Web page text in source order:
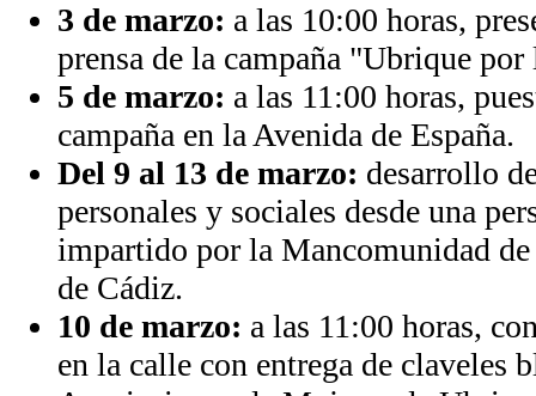
3 de marzo: a las 10:00 horas,
prensa de la campaña "Ubrique
5 de marzo: a las 11:00 horas,
campaña en la Avenida de España.
Del 9 al 13 de marzo: desarrollo
personales y sociales desde una
impartido por la Mancomunidad
de Cádiz.
10 de marzo: a las 11:00 horas,
en la calle con entrega de claveles